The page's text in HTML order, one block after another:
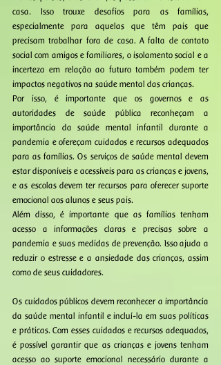
casa. Isso trouxe desafios para as famílias,
especialmente para aquelas que têm pais que
precisam trabalhar fora de casa. A falta de contato
social com amigos e familiares, o isolamento social e a
incerteza em relação ao futuro também podem ter
impactos negativos na saúde mental das crianças.
Por isso, é importante que os governos e as
autoridades de saúde pública reconheçam a
importância da saúde mental infantil durante a
pandemia e ofereçam cuidados e recursos adequados
para as famílias. Os serviços de saúde mental devem
estar disponíveis e acessíveis para as crianças e jovens,
e as escolas devem ter recursos para oferecer suporte
emocional aos alunos e seus pais.
Além disso, é importante que as famílias tenham
acesso a informações claras e precisas sobre a
pandemia e suas medidas de prevenção. Isso ajuda a
reduzir o estresse e a ansiedade das crianças, assim
como de seus cuidadores.
Os cuidados públicos devem reconhecer a importância
da saúde mental infantil e incluí-la em suas políticas
e práticas. Com esses cuidados e recursos adequados,
é possível garantir que as crianças e jovens tenham
acesso ao suporte emocional necessário durante a